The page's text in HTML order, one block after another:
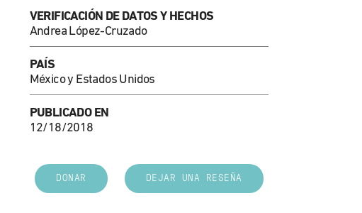
VERIFICACIÓN DE DATOS Y HECHOS
Andrea López-Cruzado
PAÍS
México y Estados Unidos
PUBLICADO EN
12/18/2018
DONAR DEJAR UNA RESEÑA